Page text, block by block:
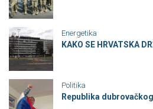
Energetika
KAKO SE HRVATSKA
Politika
Republika